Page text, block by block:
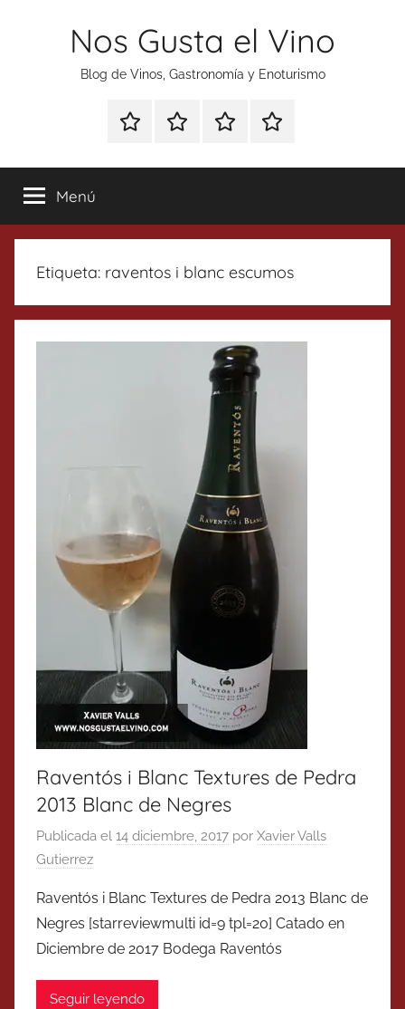
Nos Gusta el Vino
Blog de Vinos, Gastronomía y Enoturismo
Especial
Tonics
Enoturismo
Gastronomía
RankingContacto
Menú
Etiqueta: raventos i blanc escumos
Raventós i Blanc Textures de Pedra
2013 Blanc de Negres
Publicada el 14 diciembre, 2017 por Xavier Valls
Gutierrez
Raventós i Blanc Textures de Pedra 2013 Blanc de
Negres [starreviewmulti id=9 tpl=20] Catado en
Diciembre de 2017 Bodega Raventós
Seguir leyendo